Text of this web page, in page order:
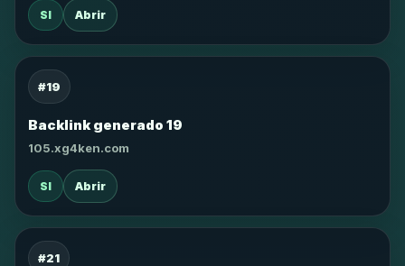
SI Abrir
#19
Backlink generado 19
105.xg4ken.com
SI Abrir
#21